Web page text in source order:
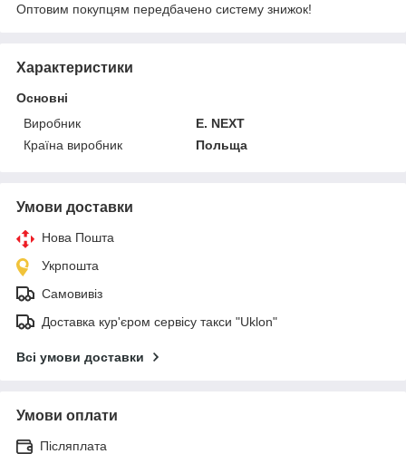
Оптовим покупцям передбачено систему знижок!
Характеристики
Основні
Виробник
E. NEXT
Країна виробник
Польща
Умови доставки
Нова Пошта
Укрпошта
Самовивіз
Доставка кур'єром сервісу такси "Uklon"
Всі умови доставки
Умови оплати
Післяплата